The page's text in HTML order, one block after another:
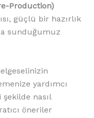
Production)
güçlü bir hazırlık
sunduğumuz
yardımcı
nasıl
öneriler